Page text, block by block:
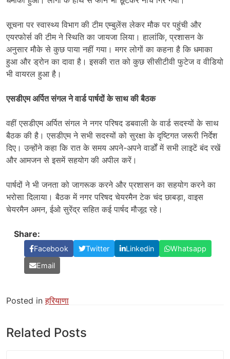
सूचना पर स्वास्थ्य विभाग की टीम एम्बुलेंस लेकर मौक पर पहुंची और
एयरफोर्स की टीम ने स्थिति का जायजा लिया। हालांकि, प्रशासन के
अनुसार मौके से कुछ पाया नहीं गया। मगर लोगों का कहना है कि धमाका
हुआ और ड्रोन का दावा है। इसकी रात को कुछ सीसीटीवी फुटेज व वीडियो
भी वायरल हुआ है।
एसडीएम अर्पित संगल ने वार्ड पार्षदों के साथ की बैठक
वहीं एसडीएम अर्पित संगल ने नगर परिषद डबवाली के वार्ड सदस्यों के साथ
बैठक की है। एसडीएम ने सभी सदस्यों को सुरक्षा के दृष्टिगत जरूरी निर्देश
दिए। उन्होंने कहा कि रात के समय अपने-अपने वार्डों में सभी लाइटें बंद रखें
और आमजन से इसमें सहयोग की अपील करें।
पार्षदों ने भी जनता को जागरूक करने और प्रशासन का सहयोग करने का
भरोसा दिलाया। बैठक में नगर परिषद चेयरमैन टेक चंद छाबड़ा, वाइस
चेयरमैन अमन, ईओ सुरेंद्र सहित कई पार्षद मौजूद रहे।
Share:
Facebook Twitter Linkedin
Whatsapp
Email
Posted inहरियाणा
Related Posts